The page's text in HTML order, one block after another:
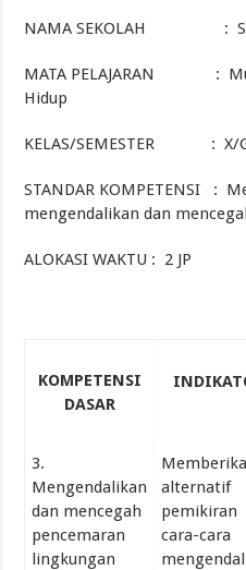
NAMA SEKOLAH :
MATA PELAJARAN :
Hidup
KELAS/SEMESTER : X/
STANDAR KOMPETENSI :
mengendalikan dan
ALOKASI WAKTU : 2 JP
KOMPETENSI
DASAR
3.
Mengendalikan
dan mencegah
pencemaran
lingkungan
alternatif
pemikiran
cara-cara